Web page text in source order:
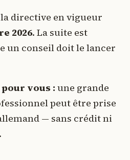
directive en vigueur
2026. La suite est
un conseil doit le lancer
vous : une grande
peut être prise
— sans crédit ni